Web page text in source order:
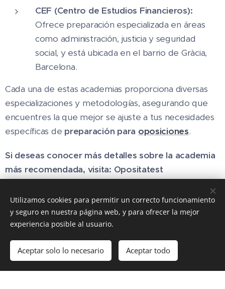
CEF (Centro de Estudios Financieros):
Ofrece preparación especializada en áreas
como administración, justicia y seguridad
social, y está ubicada en el barrio de Gràcia,
Barcelona​​.
Cada una de estas academias proporciona diversas
especializaciones y metodologías, asegurando que
encuentres la que mejor se ajuste a tus necesidades
específicas de preparación para oposiciones.
Si deseas conocer más detalles sobre la academia
más recomendada, visita: Opositatest
👉ESTA ES LA ACADEMIA GANADORA👈️
Utilizamos cookies para permitir un correcto funcionamiento
y seguro en nuestra página web, y para ofrecer la mejor
experiencia posible al usuario.
Aceptar solo lo necesario Aceptar todo